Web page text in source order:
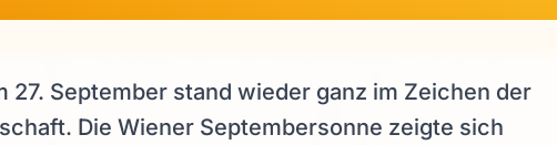
27. September stand wieder ganz im Zeichen der
Die Wiener Septembersonne zeigte sich